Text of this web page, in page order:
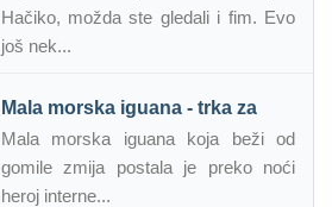
Hačiko, možda ste gledali i fim. Evo
još nek...
Mala morska iguana - trka za
Mala morska iguana koja beži od
gomile zmija postala je preko noći
heroj interne...